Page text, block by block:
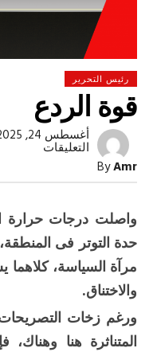
رئيس التحرير
قوة الردع
ByAmr
أغسطس 24, 2025, 15:35 م
التعليقاتعلى
مغلقة
واصلت درجات حرارة
حدة التوتر فى
مرآة السياسة،
والاختناق.
ورغم زخات التصريحات
المتناثرة هنا